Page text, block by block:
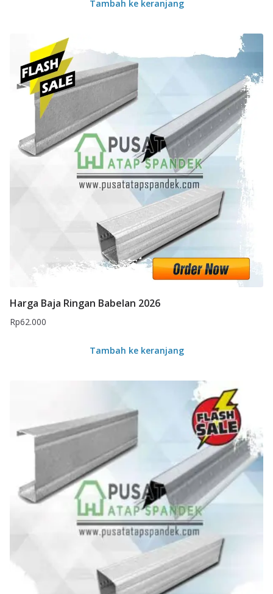
Tambah ke keranjang
Harga Baja Ringan Babelan 2026
Rp62.000
Tambah ke keranjang